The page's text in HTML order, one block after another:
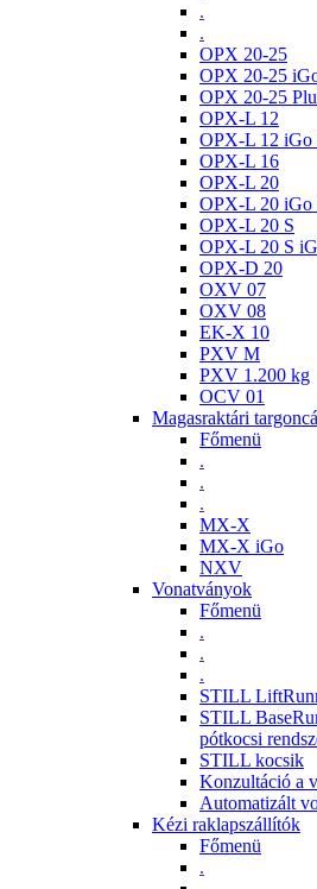
.
.
OPX 20-25
OPX 20-25
OPX 20-25
OPX-L 12
OPX-L 12 iGo
OPX-L 16
OPX-L 20
OPX-L 20 iGo
OPX-L 20 S
OPX-L 20 S
OPX-D 20
OXV 07
OXV 08
EK-X 10
PXV M
PXV 1.200 kg
OCV 01
Magasraktári
Főmenü
.
.
.
MX-X
MX-X iGo
NXV
Vonatványok
Főmenü
.
.
.
STILL
STILL
pótkocsi
STILL kocsik
Konzultáció a
Automatizált
Kézi raklapszállítók
Főmenü
.